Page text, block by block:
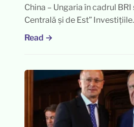
China – Ungaria în cadrul BRI
Centrală și de Est”
Read →